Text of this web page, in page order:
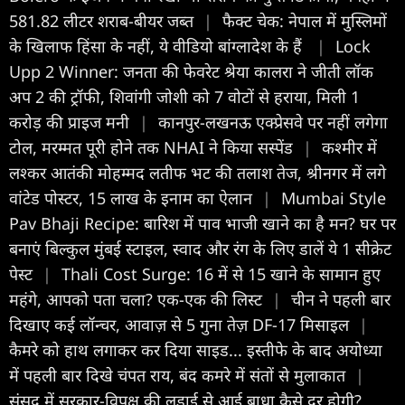
581.82 लीटर शराब-बीयर जब्त |
फैक्ट चेक: नेपाल में मुस्लिमों
के खिलाफ हिंसा के नहीं, ये वीडियो बांग्लादेश के हैं
|
Lock
Upp 2 Winner: जनता की फेवरेट श्रेया कालरा ने जीती लॉक
अप 2 की ट्रॉफी, शिवांगी जोशी को 7 वोटों से हराया, मिली 1
करोड़ की प्राइज मनी
|
कानपुर-लखनऊ एक्प्रेसवे पर नहीं लगेगा
टोल, मरम्मत पूरी होने तक NHAI ने किया सस्पेंड
|
कश्मीर में
लश्कर आतंकी मोहम्मद लतीफ भट की तलाश तेज, श्रीनगर में लगे
वांटेड पोस्टर, 15 लाख के इनाम का ऐलान |
Mumbai Style
Pav Bhaji Recipe: बारिश में पाव भाजी खाने का है मन? घर पर
बनाएं बिल्कुल मुंबई स्टाइल, स्वाद और रंग के लिए डालें ये 1 सीक्रेट
पेस्ट |
Thali Cost Surge: 16 में से 15 खाने के सामान हुए
महंगे, आपको पता चला? एक-एक की लिस्ट |
चीन ने पहली बार
दिखाए कई लॉन्चर, आवाज़ से 5 गुना तेज़ DF-17 मिसाइल |
कैमरे को हाथ लगाकर कर दिया साइड... इस्तीफे के बाद अयोध्या
में पहली बार दिखे चंपत राय, बंद कमरे में संतों से मुलाकात |
संसद में सरकार-विपक्ष की लड़ाई से आई बाधा कैसे दूर होगी?